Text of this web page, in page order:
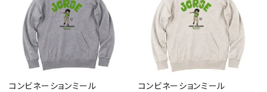
コンビネーションミール
コンビネーションミール
キーワード
カテゴリー